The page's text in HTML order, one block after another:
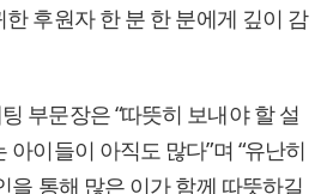
후원자 한 분 한 분에게 깊이 감
부문장은 “따뜻히 보내야 할 설
이들이 아직도 많다”며 “유난히
을 통해 많은 이가 함께 따뜻하길